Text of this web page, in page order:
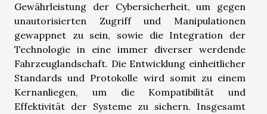
Gewährleistung der Cybersicherheit, um gegen
unautorisierten Zugriff und Manipulationen
gewappnet zu sein, sowie die Integration der
Technologie in eine immer diverser werdende
Fahrzeuglandschaft. Die Entwicklung einheitlicher
Standards und Protokolle wird somit zu einem
Kernanliegen, um die Kompatibilität und
Effektivität der Systeme zu sichern. Insgesamt